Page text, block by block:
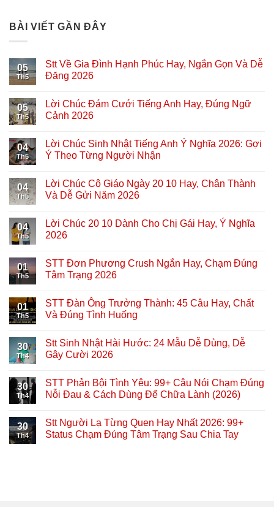
BÀI VIẾT GẦN ĐÂY
05
Th5
Stt Về Gia Đình Hạnh Phúc Hay, Ngắn Gọn Và Dễ
Đăng 2026
05
Th5
Lời Chúc Đám Cưới Tiếng Anh Hay, Đúng Ngữ
Cảnh 2026
04
Th5
Lời Chúc Sinh Nhật Tiếng Anh Ý Nghĩa 2026: Gợi
Ý Theo Từng Người Nhận
04
Th5
Lời Chúc Cô Giáo Ngày 20 10 Hay, Chân Thành
Và Dễ Gửi Năm 2026
04
Th5
Lời Chúc 20 10 Dành Cho Chị Gái Hay, Ý Nghĩa
2026
01
Th5
STT Đơn Phương Crush Ngắn Hay, Chạm Đúng
Tâm Trạng 2026
01
Th5
STT Đàn Ông Trưởng Thành: 45 Câu Hay, Chất
Và Đúng Tình Huống
30
Th4
Stt Sinh Nhật Hài Hước: 24 Mẫu Dễ Dùng, Dễ
Gây Cười 2026
30
Th4
STT Phản Bội Tình Yêu: 99+ Câu Nói Chạm Đúng
Nỗi Đau & Cách Dùng Để Chữa Lành (2026)
30
Th4
Stt Người Lạ Từng Quen Hay Nhất 2026: 99+
Status Chạm Đúng Tâm Trạng Sau Chia Tay